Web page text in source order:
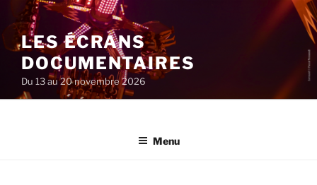
au
contenu
principal
LES ÉCRANS
DOCUMENTAIRES
Du 13 au 20 novembre 2026
Menu